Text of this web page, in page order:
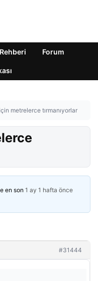
Forum
metrelerce tırmanıyorlar
en son 1 ay 1 hafta önce
#31444